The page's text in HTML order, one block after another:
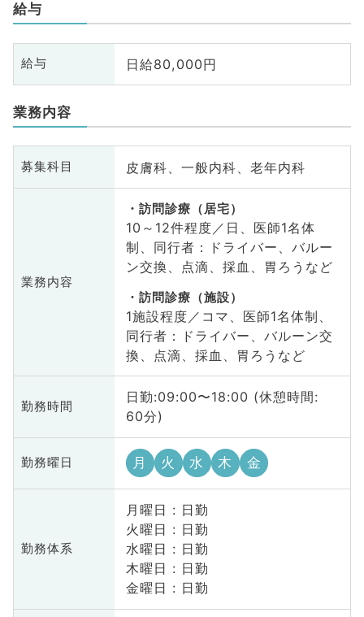
給与
給与 日給80,000円
業務内容
募集科目 皮膚科、一般内科、老年内科
業務内容
訪問診療（居宅）
10～12件程度／日、医師1名体
制、同行者：ドライバー、バルー
ン交換、点滴、採血、胃ろうなど
訪問診療（施設）
1施設程度／コマ、医師1名体制、
同行者：ドライバー、バルーン交
換、点滴、採血、胃ろうなど
勤務時間
日勤:09:00〜18:00 (休憩時間:
60分)
勤務曜日 月 火 水 木 金
勤務体系
月曜日 : 日勤
火曜日 : 日勤
水曜日 : 日勤
木曜日 : 日勤
金曜日 : 日勤